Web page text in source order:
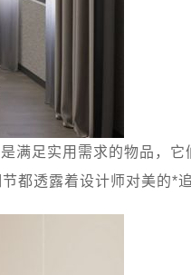
满足实用需求的物品，它
都透露着设计师对美的*追